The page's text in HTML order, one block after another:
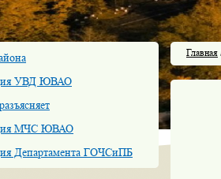
УВД ЮВАО
МЧС ЮВАО
Департамента ГОЧСиПБ
Главная